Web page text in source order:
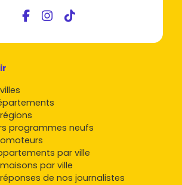
programmes neufs
par ville
par ville
de nos journalistes